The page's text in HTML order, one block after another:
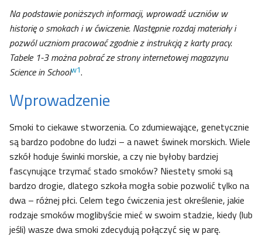
Na podstawie poniższych informacji, wprowadź uczniów w
historię o smokach i w ćwiczenie. Następnie rozdaj materiały i
pozwól uczniom pracować zgodnie z instrukcją z karty pracy.
Tabele 1-3 można pobrać ze strony internetowej magazynu
Science in Schoolw1.
Wprowadzenie
Smoki to ciekawe stworzenia. Co zdumiewające, genetycznie
są bardzo podobne do ludzi – a nawet świnek morskich. Wiele
szkół hoduje świnki morskie, a czy nie byłoby bardziej
fascynujące trzymać stado smoków? Niestety smoki są
bardzo drogie, dlatego szkoła mogła sobie pozwolić tylko na
dwa – różnej płci. Celem tego ćwiczenia jest określenie, jakie
rodzaje smoków moglibyście mieć w swoim stadzie, kiedy (lub
jeśli) wasze dwa smoki zdecydują połączyć się w parę.